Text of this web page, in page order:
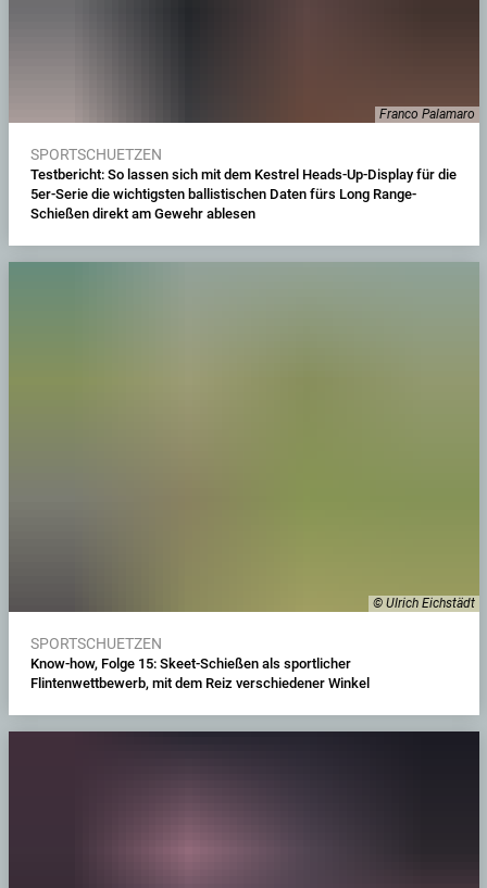
Franco Palamaro
SPORTSCHUETZEN
Testbericht: So lassen sich mit dem Kestrel Heads-Up-Display für die
5er-Serie die wichtigsten ballistischen Daten fürs Long Range-
Schießen direkt am Gewehr ablesen
© Ulrich Eichstädt
SPORTSCHUETZEN
Know-how, Folge 15: Skeet-Schießen als sportlicher
Flintenwettbewerb, mit dem Reiz verschiedener Winkel